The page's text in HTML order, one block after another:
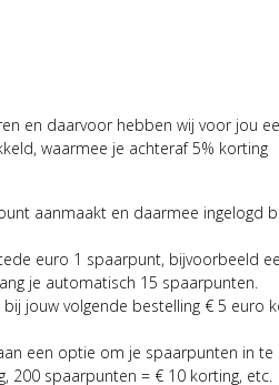
en daarvoor hebben wij voor jou
waarmee je achteraf 5% korting
aanmaakt en daarmee ingelogd
euro 1 spaarpunt, bijvoorbeeld
je automatisch 15 spaarpunten.
jouw volgende bestelling € 5 euro
een optie om je spaarpunten in te
200 spaarpunten = € 10 korting, etc.